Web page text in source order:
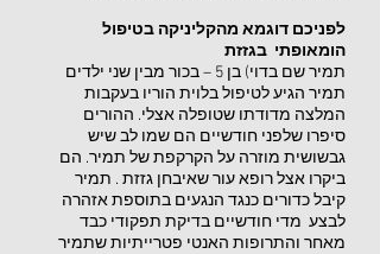
לפניכם דוגמא מהקליניקה בטיפול
הומאופתי בגזזת
תמיר שם בדוי) בן 5 – בכור מבין שני ילדים
תמיר הגיע לטיפול בלוית הוריו בעקבות
המלצה מדודתו שטופלה אצלי. ההורים
סיפרו שלפני חודשיים הם שמו לב שיש
גבשושית מוזרה על הקרקפת של תמיר. הם
ביקרו אצל רופא עור שאיבחן גזזת . תמיר
קיבל כדורים כנגד הנגעים בתוספת אזהרה
לבצע מדי חודשיים בדיקת תפקודי כבד
מאחר והתרופות האנטי פטרייתיות שתמיר